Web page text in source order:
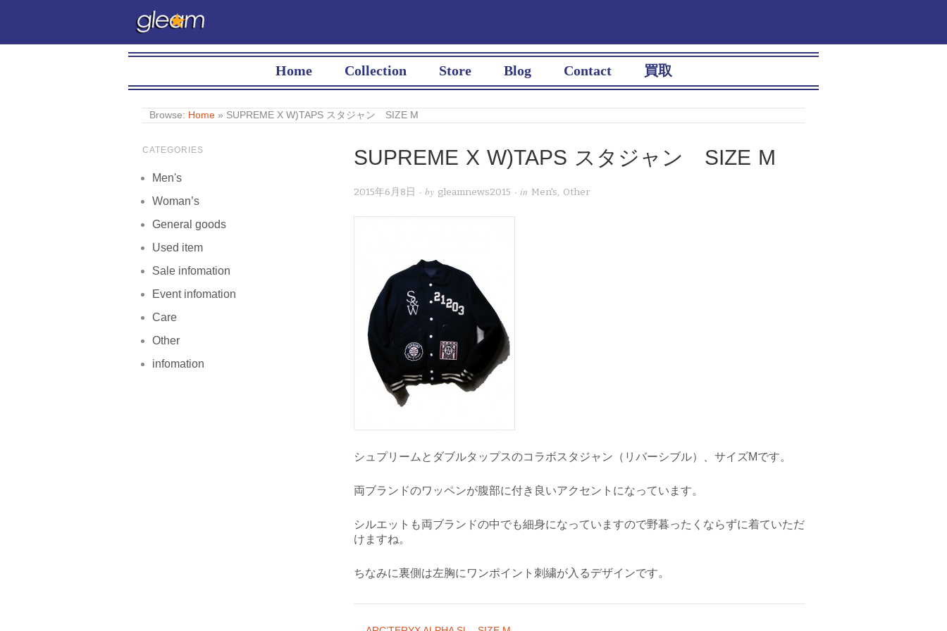
Home Collection Store Blog Contact 買取
Browse: Home » SUPREME X W)TAPS スタジャン SIZE M
SUPREME X W)TAPS スタジャン SIZE M
2015年6月8日 · by gleamnews2015 · in Men's, Other
シュプリームとダブルタップスのコラボスタジャン（リバーシブル）、サイズMです。
両ブランドのワッペンが腹部に付き良いアクセントになっています。
シルエットも両ブランドの中でも細身になっていますので野暮ったくならずに着ていただ
けますね。
ちなみに裏側は左胸にワンポイント刺繍が入るデザインです。
CATEGORIES
Men's
Woman’s
General goods
Used item
Sale infomation
Event infomation
Care
Other
infomation